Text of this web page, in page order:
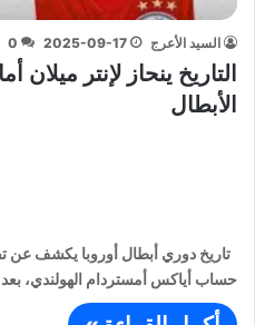
السيد الأعرج 2025-09-17
0
التاريخ ينحاز لإنتر
الأبطال
تاريخ دوري أبطال أوروبا يكشف عن
حساب أياكس أمستردام الهولندي،